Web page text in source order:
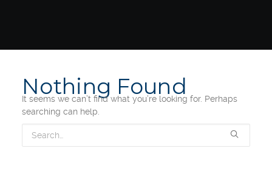
Nothing Found
It seems we can’t find what you’re looking for. Perhaps
searching can help.